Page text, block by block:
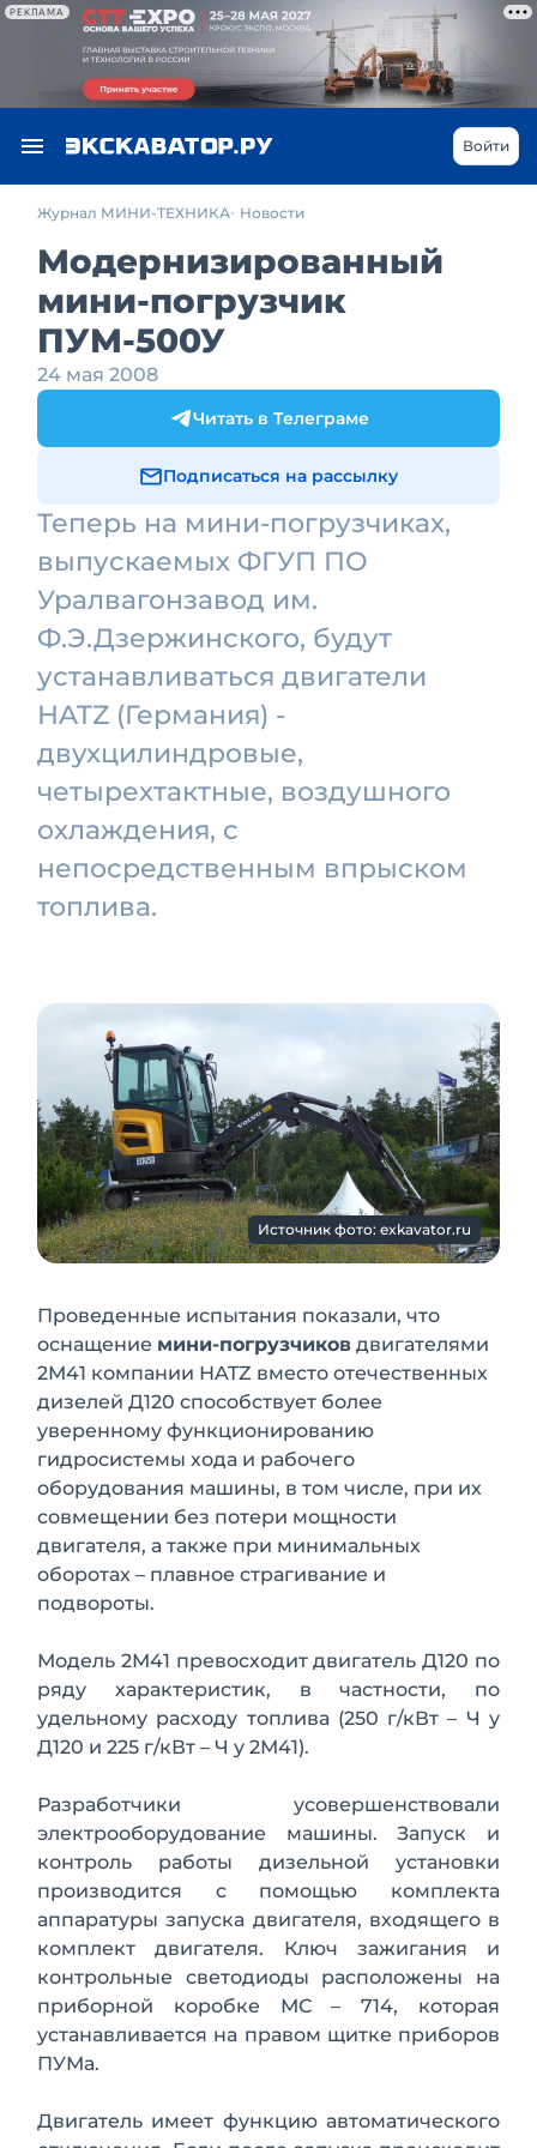
РЕКЛАМА
Войти
Журнал МИНИ-ТЕХНИКА Новости
Модернизированный
мини-погрузчик
ПУМ-500У
24 мая 2008
Читать в Телеграме
Подписаться на рассылку
Теперь на мини-погрузчиках,
выпускаемых ФГУП ПО
Уралвагонзавод им.
Ф.Э.Дзержинского, будут
устанавливаться двигатели
НATZ (Германия) -
двухцилиндровые,
четырехтактные, воздушного
охлаждения, с
непосредственным впрыском
топлива.
Источник фото: exkavator.ru
Проведенные испытания показали, что
оснащение мини-погрузчиков двигателями
2М41 компании НATZ вместо отечественных
дизелей Д120 способствует более
уверенному функционированию
гидросистемы хода и рабочего
оборудования машины, в том числе, при их
совмещении без потери мощности
двигателя, а также при минимальных
оборотах – плавное страгивание и
подвороты.
Модель 2М41 превосходит двигатель Д120 по
ряду характеристик, в частности, по
удельному расходу топлива (250 г/кВт – Ч у
Д120 и 225 г/кВт – Ч у 2М41).
Разработчики усовершенствовали
электрооборудование машины. Запуск и
контроль работы дизельной установки
производится с помощью комплекта
аппаратуры запуска двигателя, входящего в
комплект двигателя. Ключ зажигания и
контрольные светодиоды расположены на
приборной коробке МС – 714, которая
устанавливается на правом щитке приборов
ПУМа.
Двигатель имеет функцию автоматического